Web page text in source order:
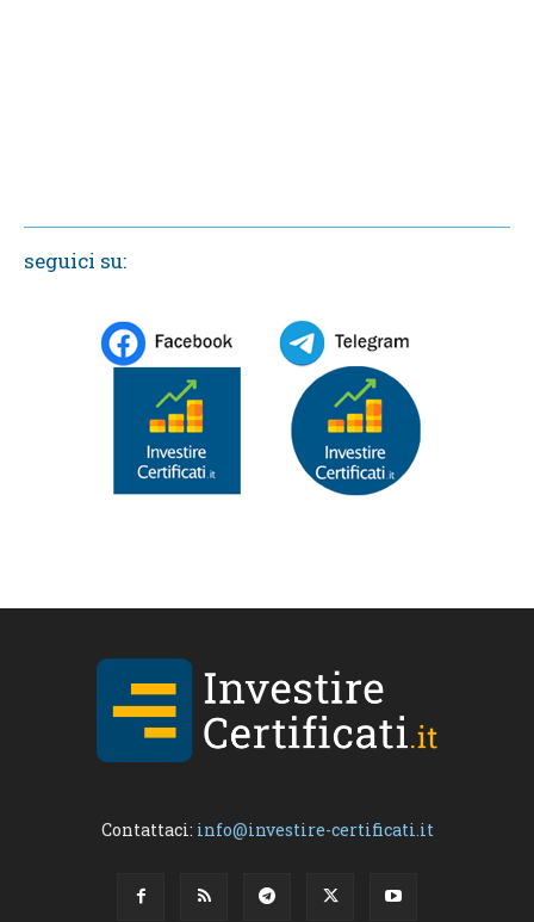
seguici su:
Contattaci: info@investire-certificati.it